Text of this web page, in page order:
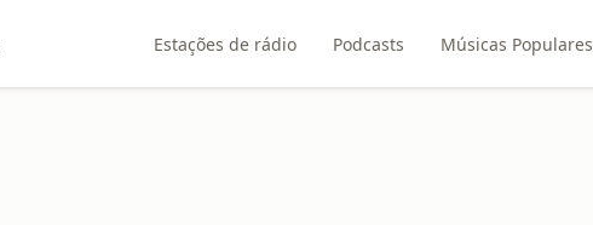
Estações de rádio Podcasts Músicas Populares